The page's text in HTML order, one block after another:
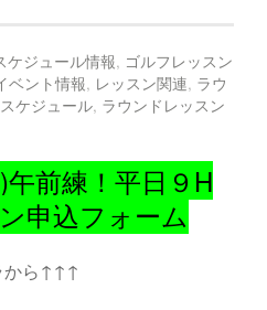
ケジュール情報, ゴルフレッスン
ベント情報, レッスン関連, ラウ
ケジュール, ラウンドレッスン
前練！平日９H
申込フォーム
から↑↑↑